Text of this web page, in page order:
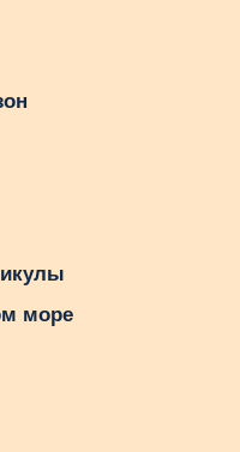
по сравнению с
и
Азру
море